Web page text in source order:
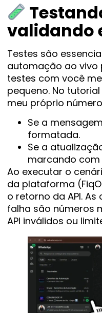
validando
Testes são
automação ao vivo
testes com você
pequeno. No
meu próprio
Se a
formatada.
Se a
marcando com
Ao executar o
da plataforma
o retorno da API.
falha são números
API inválidos ou